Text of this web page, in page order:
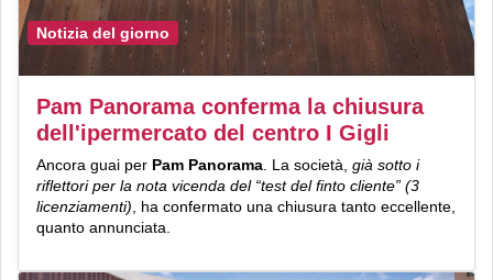
Notizia del giorno
Pam Panorama conferma la chiusura
dell'ipermercato del centro I Gigli
Ancora guai per Pam Panorama . La società, già sotto i
riflettori per la nota vicenda del “test del finto cliente” (3
licenziamenti) , ha confermato una chiusura tanto eccellente,
quanto annunciata.